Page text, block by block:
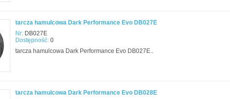
tarcza hamulcowa Dark Performance Evo DB027E
Nr: DB027E
Dostępność: 0
tarcza hamulcowa Dark Performance Evo DB027E..
tarcza hamulcowa Dark Performance Evo DB028E